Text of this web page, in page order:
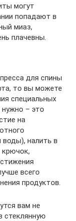
могут
попадают в
миаз,
плачевны.
для спины
то вы можете
специальных
нужно – это
на
воды), налить в
крючок,
всего
продуктов.
вам не
стеклянную